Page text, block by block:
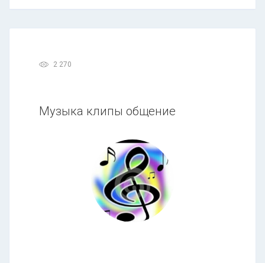
2 270
Музыка клипы общение